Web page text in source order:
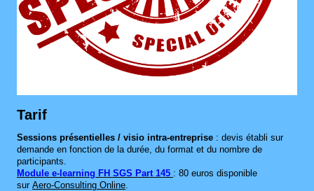
Tarif
Sessions présentielles / visio intra‑entreprise : devis établi sur
demande en fonction de la durée, du format et du nombre de
participants.
Module e‑learning FH SGS Part 145 : 80 euros disponible
sur Aero‑Consulting Online